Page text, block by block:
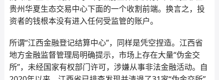
贵州华夏生态交易中心下面的一个收割前端。换言之，投
资者的钱根本没有进入任何受监管的账户。
所谓“江西金融登记结算中心”，同样是凭空捏造。江西省
地方金融监督管理局明确提示，市场上存在大量“伪金交
所”，未经国家有权部门许可，涉嫌从事非法金融活动。自